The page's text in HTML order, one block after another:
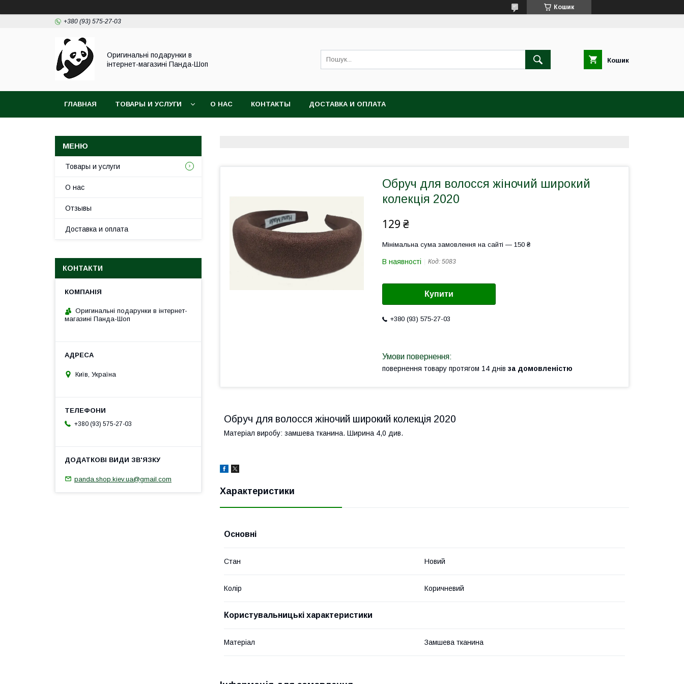
Кошик
+380 (93) 575-27-03
Оригинальні подарунки в
інтернет-магазині Панда-Шоп
Кошик
ГЛАВНАЯ ТОВАРЫ И УСЛУГИ О НАС КОНТАКТЫ ДОСТАВКА И ОПЛАТА
Обруч для волосся жіночий широкий
колекція 2020
129 ₴
Мінімальна сума замовлення на сайті — 150 ₴
В наявності Код: 5083
Купити
+380 (93) 575-27-03
повернення товару протягом 14 днів за домовленістю
Обруч для волосся жіночий широкий колекція 2020
Матеріал виробу: замшева тканина. Ширина 4,0 див.
Характеристики
Основні
Стан Новий
Колір Коричневий
Користувальницькі характеристики
Матеріал Замшева тканина
Товары и услуги
О нас
Отзывы
Доставка и оплата
КОНТАКТИ
Оригинальні подарунки в інтернет-
магазині Панда-Шоп
Київ, Україна
+380 (93) 575-27-03
panda.shop.kiev.ua@gmail.com